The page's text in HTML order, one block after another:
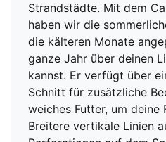
Strandstädte. Mit dem
haben wir die
die kälteren Monate
ganze Jahr über deinen
kannst. Er verfügt über
Schnitt für zusätzliche
weiches Futter, um deine
Breitere vertikale Linien